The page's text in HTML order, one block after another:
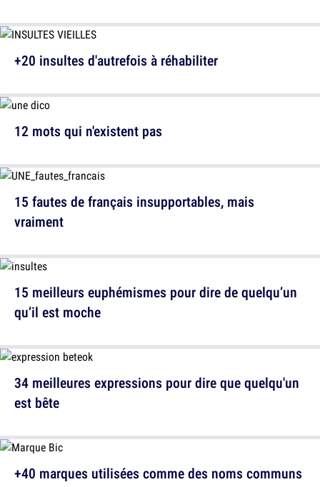
12 mots qui n'existent pas
15 meilleurs euphémismes pour dire de quelqu’un
qu’il est moche
+40 marques utilisées comme des noms communs
+20 insultes d'autrefois à réhabiliter
15 fautes de français insupportables, mais
vraiment
34 meilleures expressions pour dire que quelqu'un
est bête